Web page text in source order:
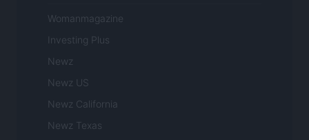
Womanmagazine
Investing Plus
Newz
Newz US
Newz California
Newz Texas